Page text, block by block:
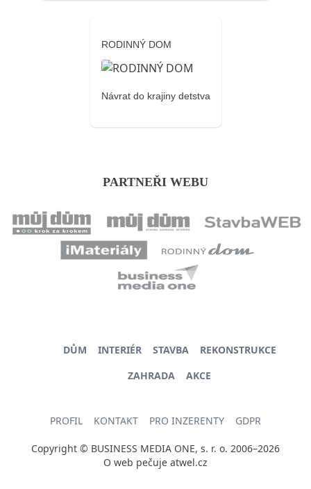
RODINNÝ DOM
Návrat do krajiny detstva
PARTNEŘI WEBU
DŮM INTERIÉR STAVBA
REKONSTRUKCE
ZAHRADA
AKCE
PROFIL KONTAKT PRO INZERENTY GDPR
Copyright © BUSINESS MEDIA ONE, s. r. o. 2006–2026